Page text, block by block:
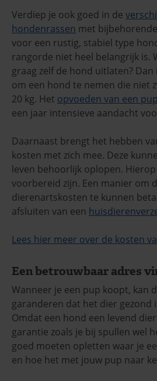
Verdiep je ook goed in de
hondenrassen met
voor een rustig, stabiel type
rangorde niet heel belangrijk is.
graag zelf de hond uitlaten?
om een hond te nemen die niet
20 kg. Het opvoeden van een pup
een jaar intensieve aandacht
Daarnaast brengt het hebben
kosten met zich mee. Deze
leven behoorlijk oplopen.
voorbereid zijn. Een manier om
dierenartskosten te kunnen
afsluiten van een
Lees hier meer over de kosten
Een betrouwbaar adres
Wanneer je een pup koopt, kan
garanderen dat het dier gezond
Omdat een hond een levend
garantie zoals je bij spullen wel
goed moeten opletten waar je
en hoe het met jouw pup naar